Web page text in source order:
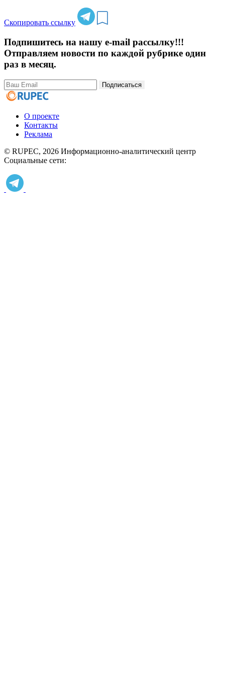
Скопировать ссылку
Подпишитесь на нашу e-mail рассылку!!!
Отправляем новости по каждой рубрике один
раз в месяц.
Подписаться
О проекте
Контакты
Реклама
© RUPEC, 2026 Информационно-аналитический центр
Социальные сети: